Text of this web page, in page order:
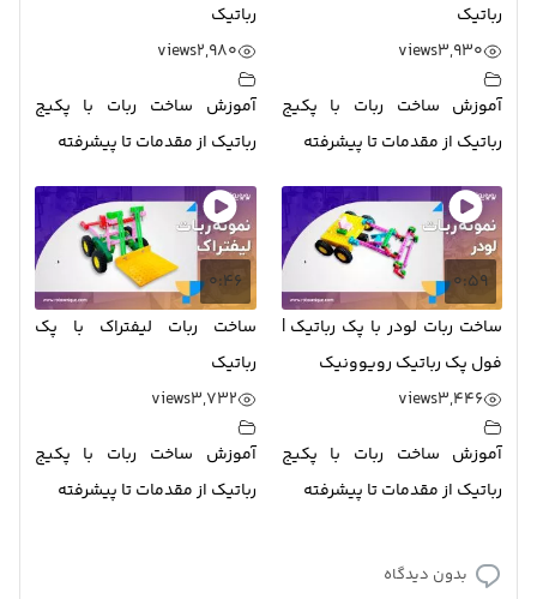
رباتیک
3,930
views
آموزش ساخت ربات با پکیج
رباتیک از مقدمات تا پیشرفته
رباتیک
2,980
views
آموزش ساخت ربات با پکیج
رباتیک از مقدمات تا پیشرفته
0:59
ساخت ربات لودر با پک رباتیک |
فول پک رباتیک رویوونیک
3,446
views
آموزش ساخت ربات با پکیج
رباتیک از مقدمات تا پیشرفته
0:46
ساخت ربات لیفتراک با پک
رباتیک
3,732
views
آموزش ساخت ربات با پکیج
رباتیک از مقدمات تا پیشرفته
بدون دیدگاه